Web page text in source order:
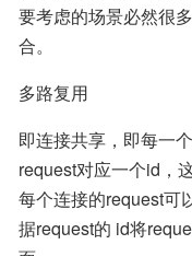
要考虑的场景必然很
合。
多路复用
即连接共享，即每一
request对应一个id，
每个连接的request可
据request的 id将